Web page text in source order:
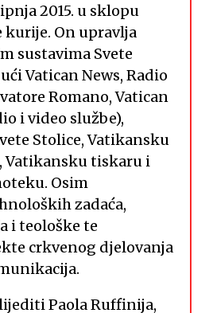
2015. u sklopu
kurije. On upravlja
sustavima Svete
Vatican News, Radio
Romano, Vatican
i video službe),
Stolice, Vatikansku
Vatikansku tiskaru i
Osim
zadaća,
i teološke te
crkvenog djelovanja
Paola Ruffinija,